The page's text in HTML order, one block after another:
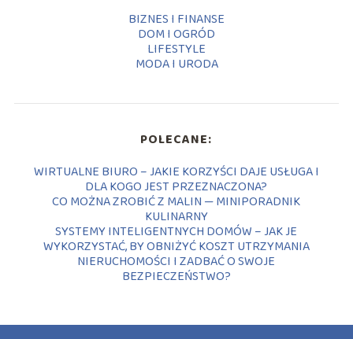
BIZNES I FINANSE
DOM I OGRÓD
LIFESTYLE
MODA I URODA
POLECANE:
WIRTUALNE BIURO – JAKIE KORZYŚCI DAJE USŁUGA I
DLA KOGO JEST PRZEZNACZONA?
CO MOŻNA ZROBIĆ Z MALIN — MINIPORADNIK
KULINARNY
SYSTEMY INTELIGENTNYCH DOMÓW – JAK JE
WYKORZYSTAĆ, BY OBNIŻYĆ KOSZT UTRZYMANIA
NIERUCHOMOŚCI I ZADBAĆ O SWOJE
BEZPIECZEŃSTWO?